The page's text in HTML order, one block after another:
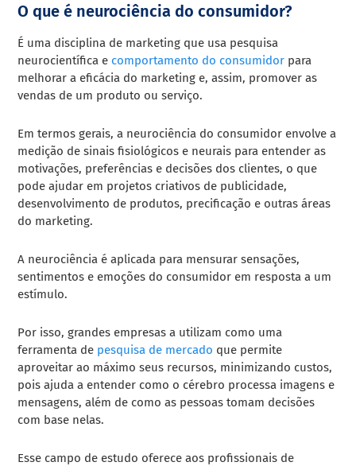
O que é neurociência do consumidor?
É uma disciplina de marketing que usa pesquisa
neurocientífica e comportamento do consumidor para
melhorar a eficácia do marketing e, assim, promover as
vendas de um produto ou serviço.
Em termos gerais, a neurociência do consumidor envolve a
medição de sinais fisiológicos e neurais para entender as
motivações, preferências e decisões dos clientes, o que
pode ajudar em projetos criativos de publicidade,
desenvolvimento de produtos, precificação e outras áreas
do marketing.
A neurociência é aplicada para mensurar sensações,
sentimentos e emoções do consumidor em resposta a um
estímulo.
Por isso, grandes empresas a utilizam como uma
ferramenta de pesquisa de mercado que permite
aproveitar ao máximo seus recursos, minimizando custos,
pois ajuda a entender como o cérebro processa imagens e
mensagens, além de como as pessoas tomam decisões
com base nelas.
Esse campo de estudo oferece aos profissionais de